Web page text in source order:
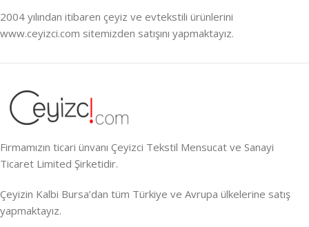
2004 yılından itibaren çeyiz ve evtekstili ürünlerini
www.ceyizci.com sitemizden satışını yapmaktayız.
Firmamızın ticari ünvanı Çeyizci Tekstil Mensucat ve Sanayi
Ticaret Limited Şirketidir.
Çeyizin Kalbi Bursa’dan tüm Türkiye ve Avrupa ülkelerine satış
yapmaktayız.